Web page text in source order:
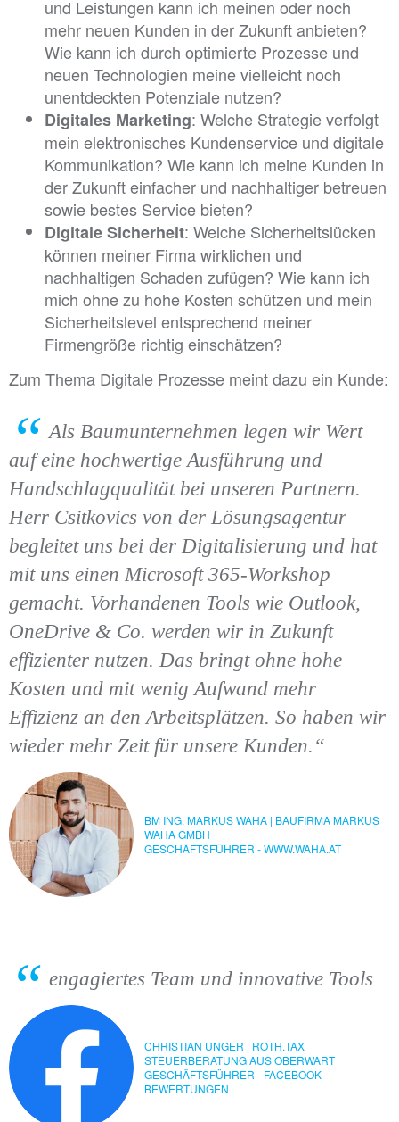
und Leistungen kann ich meinen oder noch
mehr neuen Kunden in der Zukunft anbieten?
Wie kann ich durch optimierte Prozesse und
neuen Technologien meine vielleicht noch
unentdeckten Potenziale nutzen?
Digitales Marketing: Welche Strategie verfolgt
mein elektronisches Kundenservice und digitale
Kommunikation? Wie kann ich meine Kunden in
der Zukunft einfacher und nachhaltiger betreuen
sowie bestes Service bieten?
Digitale Sicherheit: Welche Sicherheitslücken
können meiner Firma wirklichen und
nachhaltigen Schaden zufügen? Wie kann ich
mich ohne zu hohe Kosten schützen und mein
Sicherheitslevel entsprechend meiner
Firmengröße richtig einschätzen?
Zum Thema Digitale Prozesse meint dazu ein Kunde:
Als Baumunternehmen legen wir Wert
auf eine hochwertige Ausführung und
Handschlagqualität bei unseren Partnern.
Herr Csitkovics von der Lösungsagentur
begleitet uns bei der Digitalisierung und hat
mit uns einen Microsoft 365-Workshop
gemacht. Vorhandenen Tools wie Outlook,
OneDrive & Co. werden wir in Zukunft
effizienter nutzen. Das bringt ohne hohe
Kosten und mit wenig Aufwand mehr
Effizienz an den Arbeitsplätzen. So haben wir
wieder mehr Zeit für unsere Kunden.“
BM ING. MARKUS WAHA | BAUFIRMA MARKUS
WAHA GMBH
GESCHÄFTSFÜHRER - WWW.WAHA.AT
engagiertes Team und innovative Tools
CHRISTIAN UNGER | ROTH.TAX
STEUERBERATUNG AUS OBERWART
GESCHÄFTSFÜHRER - FACEBOOK
BEWERTUNGEN